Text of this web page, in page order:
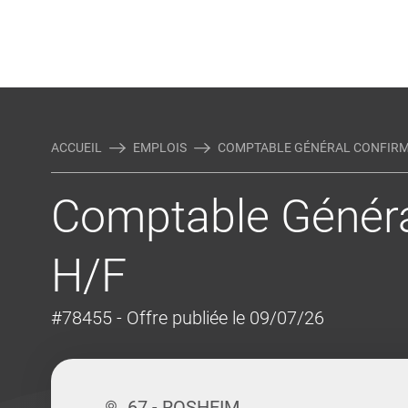
ACCUEIL EMPLOIS COMPTABLE GÉNÉRAL
Comptable
H/F
#78455 - Offre publiée le 09/07/26